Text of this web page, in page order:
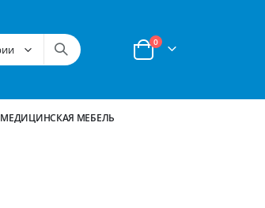
Корзина
0позиции
МЕДИЦИНСКАЯ МЕБЕЛЬ